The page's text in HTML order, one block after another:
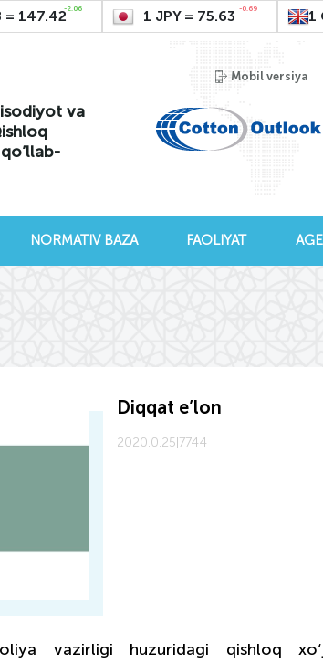
= 147.42-2.06 1 JPY = 75.63 -0.69 1
Mobil versiya
va
NORMATIV BAZA FAOLIYAT
Diqqat e’lon
2020.0.25 7744
vazirligi huzuridagi qishloq